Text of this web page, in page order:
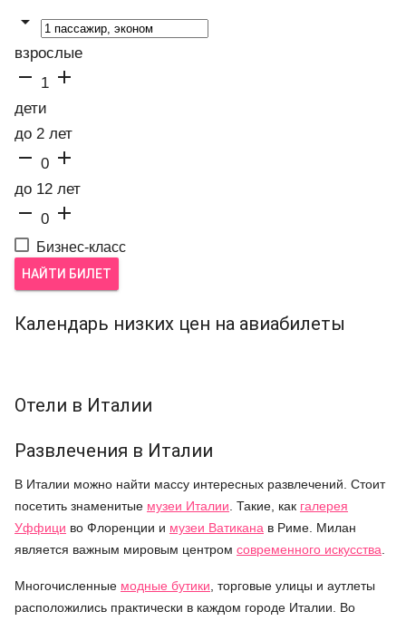

взрослые
 1 
дети
до 2 лет
 0 
до 12 лет
 0 
Бизнес-класс
НАЙТИ БИЛЕТ
Календарь низких цен на авиабилеты
Отели в Италии
Развлечения в Италии
В Италии можно найти массу интересных развлечений. Стоит
посетить знаменитые музеи Италии . Такие, как галерея
Уффици во Флоренции и музеи Ватикана в Риме. Милан
является важным мировым центром современного искусства
Многочисленные модные бутики , торговые улицы и аутлеты
расположились практически в каждом городе Италии. Во